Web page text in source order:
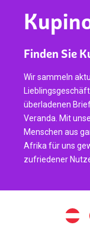
Finden Sie
Wir sammeln
überladenen
Veranda. Mit
Menschen aus
Afrika für uns
zufriedener